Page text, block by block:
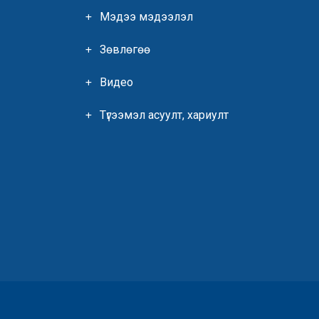
Мэдээ мэдээлэл
Зөвлөгөө
Видео
Түгээмэл асуулт, хариулт